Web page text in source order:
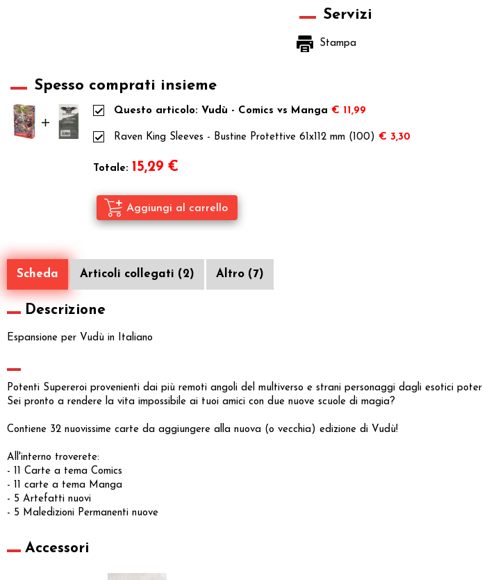
Servizi
Stampa
Spesso comprati insieme
Questo articolo: Vudù - Comics vs Manga € 11,99
Raven King Sleeves - Bustine Protettive 61x112 mm (100) € 3,30
Totale: 15,29 €
Scheda Articoli collegati (2) Altro (7)
Descrizione
Espansione per Vudù in Italiano
Potenti Supereroi provenienti dai più remoti angoli del multiverso e strani personaggi dagli esotici
Sei pronto a rendere la vita impossibile ai tuoi amici con due nuove scuole di magia?
Contiene 32 nuovissime carte da aggiungere alla nuova (o vecchia) edizione di Vudù!
All'interno troverete:
- 11 Carte a tema Comics
- 11 carte a tema Manga
- 5 Artefatti nuovi
- 5 Maledizioni Permanenti nuove
Accessori